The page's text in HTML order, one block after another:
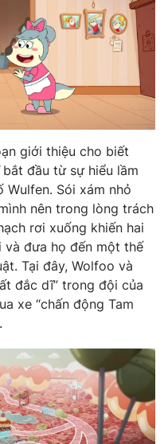
Thể thao
động sản
giới thiệu cho biết
bắt đầu từ sự hiểu lầm
Wulfen. Sói xám nhỏ
nên trong lòng trách
rơi xuống khiến hai
đưa họ đến một thế
Tại đây, Wolfoo và
đắc dĩ” trong đội của
xe “chấn động Tam